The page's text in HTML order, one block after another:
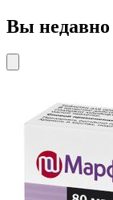
Вы недавно